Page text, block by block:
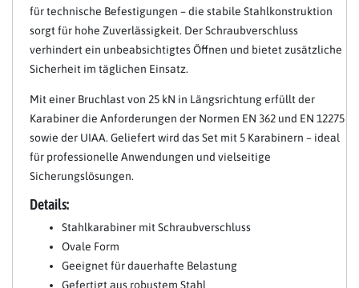
für technische Befestigungen – die stabile Stahlkonstruktion
sorgt für hohe Zuverlässigkeit. Der Schraubverschluss
verhindert ein unbeabsichtigtes Öffnen und bietet zusätzliche
Sicherheit im täglichen Einsatz.
Mit einer Bruchlast von 25 kN in Längsrichtung erfüllt der
Karabiner die Anforderungen der Normen EN 362 und EN 12275
sowie der UIAA. Geliefert wird das Set mit 5 Karabinern – ideal
für professionelle Anwendungen und vielseitige
Sicherungslösungen.
Details:
Stahlkarabiner mit Schraubverschluss
Ovale Form
Geeignet für dauerhafte Belastung
Gefertigt aus robustem Stahl